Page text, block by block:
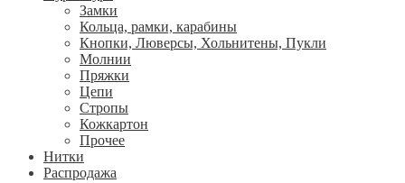
Замки
Кольца, рамки, карабины
Кнопки, Люверсы, Хольнитены, Пукли
Молнии
Пряжки
Цепи
Стропы
Кожкартон
Прочее
Нитки
Распродажа